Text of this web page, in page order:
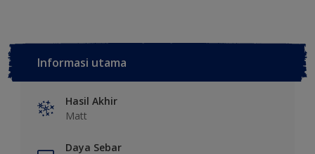
Informasi utama
Hasil Akhir
Matt
Daya Sebar